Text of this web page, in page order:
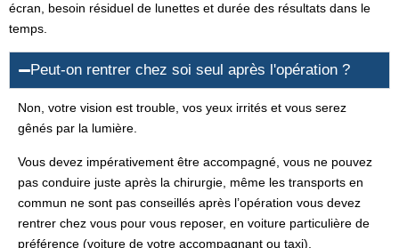
écran, besoin résiduel de lunettes et durée des résultats dans le
temps.
Peut-on rentrer chez soi seul après l'opération ?
Non, votre vision est trouble, vos yeux irrités et vous serez
gênés par la lumière.
Vous devez impérativement être accompagné, vous ne pouvez
pas conduire juste après la chirurgie, même les transports en
commun ne sont pas conseillés après l’opération vous devez
rentrer chez vous pour vous reposer, en voiture particulière de
préférence (voiture de votre accompagnant ou taxi).